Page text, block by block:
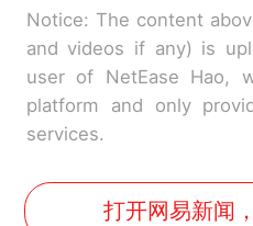
Notice: The content
and videos if any) is
user of NetEase Hao,
platform and only
services.
打开网易新闻